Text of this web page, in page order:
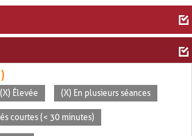
(X) Élevée (X) En plusieurs séances
courtes (< 30 minutes)